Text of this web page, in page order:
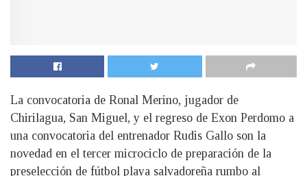
La convocatoria de Ronal Merino, jugador de
Chirilagua, San Miguel, y el regreso de Exon Perdomo a
una convocatoria del entrenador Rudis Gallo son la
novedad en el tercer microciclo de preparación de la
preselección de fútbol playa salvadoreña rumbo al